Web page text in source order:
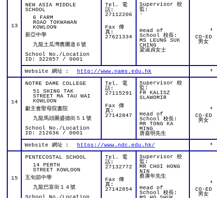
13
NEW ASIA MIDDLE
SCHOOL
6 FARM
ROAD TOKWAWAN
KOWLOON
新亞中學
九龍土瓜灣農圃道６號
School No./Location
ID: 322857 / 0001
Tel. 電
話:
27112206
Fax 傳
真:
27621334
Supervisor 校
監:
-
Head of
School 校長:
MS LEUNG SUK
CHING
梁淑貞女士
*
CO-ED
男女
Website 網址 : http://www.nams.edu.hk *
14
NOTRE DAME COLLEGE
51 SHING TAK
STREET MA TAU WAI
KOWLOON
獻主會聖母院書院
九龍馬頭圍盛德街５１號
School No./Location
ID: 212636 / 0001
Tel. 電
話:
27115291
Fax 傳
真:
27142847
Supervisor 校
監:
FR KALISZ
SLAWOMIR
Head of
School 校長:
MR TONG KA
MING
唐嘉明先生
*
CO-ED
男女
Website 網址 : https://www.ndc.edu.hk/ *
15
PENTECOSTAL SCHOOL
14 PERTH
STREET KOWLOON
五旬節中學
九龍巴富街１４號
Tel. 電
話:
27132772
Fax 傳
真:
27142854
Supervisor 校
監:
MR CHOI HONG
NIN
蔡康年先生
Head of
School 校長:
*
CO-ED
男女